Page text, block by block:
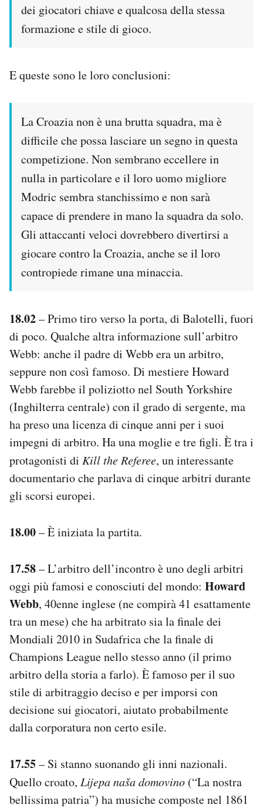
dei giocatori chiave e qualcosa della stessa
formazione e stile di gioco.
E queste sono le loro conclusioni:
La Croazia non è una brutta squadra, ma è
difficile che possa lasciare un segno in questa
competizione. Non sembrano eccellere in
nulla in particolare e il loro uomo migliore
Modric sembra stanchissimo e non sarà
capace di prendere in mano la squadra da solo.
Gli attaccanti veloci dovrebbero divertirsi a
giocare contro la Croazia, anche se il loro
contropiede rimane una minaccia.
18.02– Primo tiro verso la porta, di Balotelli, fuori
di poco. Qualche altra informazione sull’arbitro
Webb: anche il padre di Webb era un arbitro,
seppure non così famoso. Di mestiere Howard
Webb farebbe il poliziotto nel South Yorkshire
(Inghilterra centrale) con il grado di sergente, ma
ha preso una licenza di cinque anni per i suoi
impegni di arbitro. Ha una moglie e tre figli. È tra i
protagonisti di Kill the Referee, un interessante
documentario che parlava di cinque arbitri durante
gli scorsi europei.
18.00– È iniziata la partita.
17.58– L’arbitro dell’incontro è uno degli arbitri
oggi più famosi e conosciuti del mondo: Howard
Webb, 40enne inglese (ne compirà 41 esattamente
tra un mese) che ha arbitrato sia la finale dei
Mondiali 2010 in Sudafrica che la finale di
Champions League nello stesso anno (il primo
arbitro della storia a farlo). È famoso per il suo
stile di arbitraggio deciso e per imporsi con
decisione sui giocatori, aiutato probabilmente
dalla corporatura non certo esile.
17.55– Si stanno suonando gli inni nazionali.
Quello croato, Lijepa naša domovino (“La nostra
bellissima patria”) ha musiche composte nel 1861